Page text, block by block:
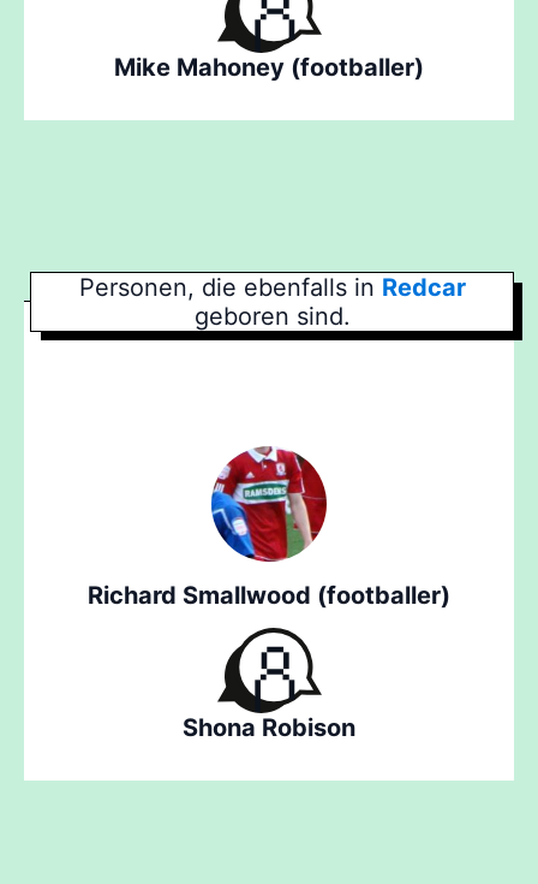
Mike Mahoney (footballer)
Personen, die ebenfalls in Redcar
geboren sind.
Richard Smallwood (footballer)
Shona Robison